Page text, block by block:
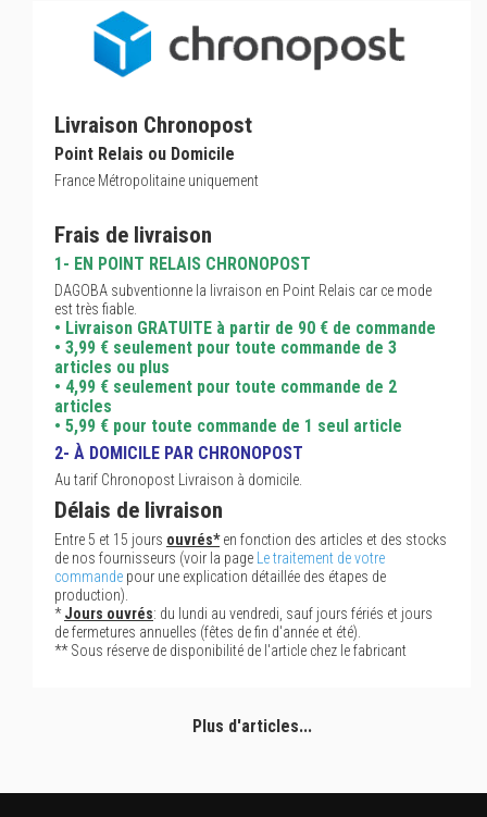
Livraison Chronopost
Point Relais ou Domicile
France Métropolitaine uniquement
Frais de livraison
1- EN POINT RELAIS CHRONOPOST
DAGOBA subventionne la livraison en Point Relais car ce mode
est très fiable.
• Livraison GRATUITE à partir de 90 € de commande
• 3,99 € seulement pour toute commande de 3
articles ou plus
• 4,99 € seulement pour toute commande de 2
articles
• 5,99 € pour toute commande de 1 seul article
2- À DOMICILE PAR CHRONOPOST
Au tarif Chronopost Livraison à domicile.
Délais de livraison
Entre 5 et 15 jours ouvrés*en fonction des articles et des stocks
de nos fournisseurs (voir la page
Le traitement de votre
commande pour une explication détaillée des étapes de
production).
*Jours ouvrés: du lundi au vendredi, sauf jours fériés et jours
de fermetures annuelles (fêtes de fin d'année et été).
** Sous réserve de disponibilité de l'article chez le fabricant
Plus d'articles...